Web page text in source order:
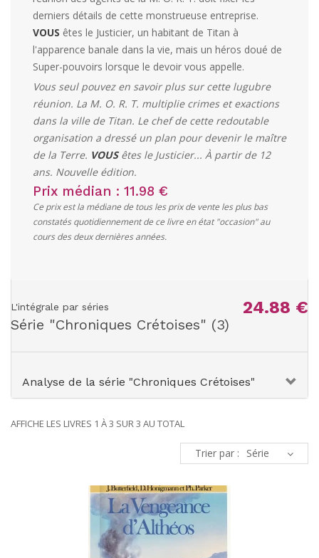
derniers détails de cette monstrueuse entreprise.
VOUS êtes le Justicier, un habitant de Titan à
l'apparence banale dans la vie, mais un héros doué de
Super-pouvoirs lorsque le devoir vous appelle.
Vous seul pouvez en savoir plus sur cette lugubre
réunion. La M. O. R. T. multiplie crimes et exactions
dans la ville de Titan. Le chef de cette redoutable
organisation a dressé un plan pour devenir le maître
de la Terre. VOUSêtes le Justicier... À partir de 12
ans. Nouvelle édition.
Prix médian : 11.98 €
Ce prix est la médiane de tous les prix de vente les plus bas
constatés quotidiennement de ce livre en état "occasion" au
cours des deux dernières années.
L'intégrale par séries
Série "Chroniques Crétoises" (3)
24.88 €
Analyse de la série "Chroniques Crétoises"
AFFICHE LES LIVRES 1 À 3 SUR 3 AU TOTAL
Trier par :